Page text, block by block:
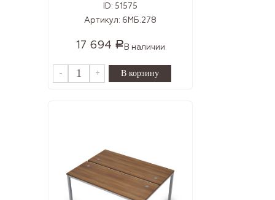
ID: 51575
Артикул: 6МБ.278
17 694 Р В наличии
- +